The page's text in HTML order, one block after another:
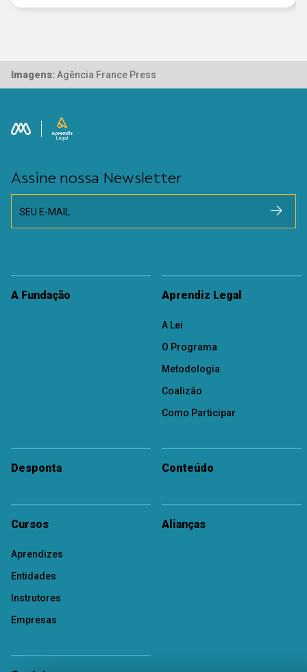
Imagens: Agência France Press
Assine nossa Newsletter
SEU E-MAIL
A Fundação Aprendiz Legal
A Lei
O Programa
Metodologia
Coalizão
Como Participar
Desponta Conteúdo
Cursos
Aprendizes
Entidades
Instrutores
Empresas
Alianças